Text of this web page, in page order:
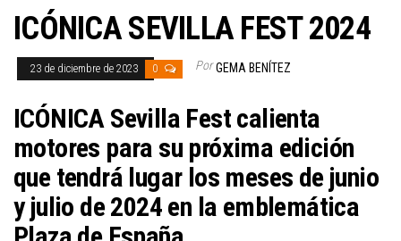
ICÓNICA SEVILLA FEST 2024
23 de diciembre de 2023 0 Por GEMA BENÍTEZ
ICÓNICA Sevilla Fest calienta
motores para su próxima edición
que tendrá lugar los meses dejunio
y julio de 2024 en la emblemática